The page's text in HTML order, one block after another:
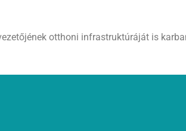
otthoni infrastruktúráját is